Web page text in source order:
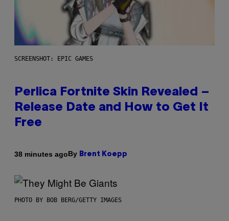
SCREENSHOT: EPIC GAMES
Perlica Fortnite Skin Revealed –
Release Date and How to Get It
Free
38 minutes agoBy Brent Koepp
PHOTO BY BOB BERG/GETTY IMAGES